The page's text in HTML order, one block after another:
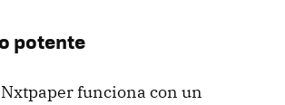
potente
Nxtpaper funciona con un